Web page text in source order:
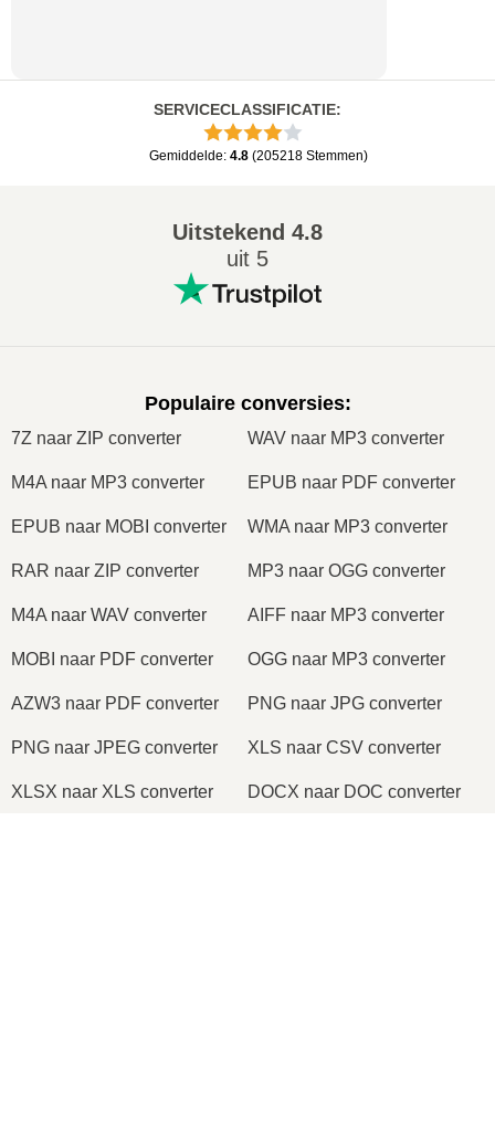
SERVICECLASSIFICATIE:
Gemiddelde: 4.8 (205218 Stemmen)
Uitstekend 4.8
uit 5
Populaire conversies:
7Z naar ZIP converter WAV naar MP3 converter
M4A naar MP3 converter EPUB naar PDF converter
EPUB naar MOBI converter WMA naar MP3 converter
RAR naar ZIP converter MP3 naar OGG converter
M4A naar WAV converter AIFF naar MP3 converter
MOBI naar PDF converter OGG naar MP3 converter
AZW3 naar PDF converter PNG naar JPG converter
PNG naar JPEG converter XLS naar CSV converter
XLSX naar XLS converter DOCX naar DOC converter